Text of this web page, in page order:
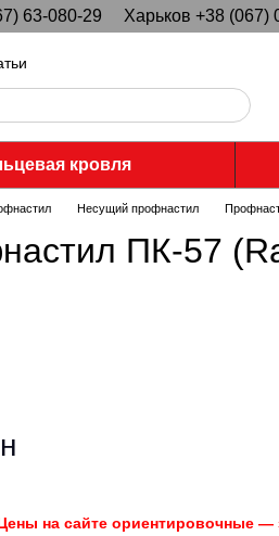
63-080-29 Харьков +38 (067)
кровля
Несущий профнастил
ПК-57
на сайте ориентировочные —